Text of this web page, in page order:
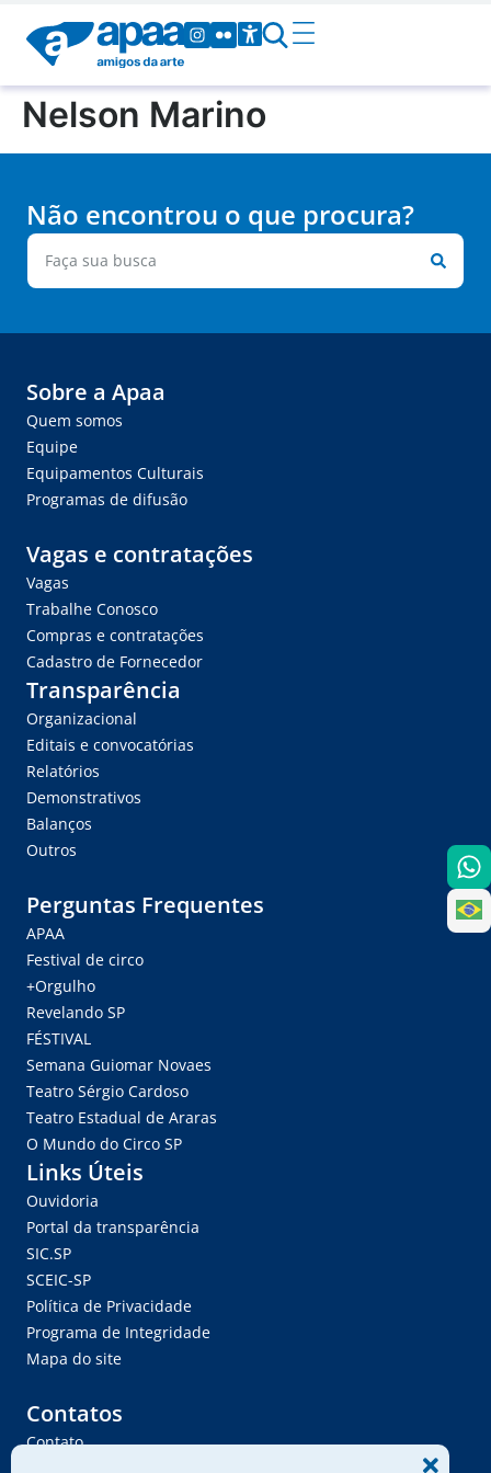
Nelson Marino
Não encontrou o que procura?
Sobre a Apaa
Quem somos
Equipe
Equipamentos Culturais
Programas de difusão
Vagas e contratações
Vagas
Trabalhe Conosco
Compras e contratações
Cadastro de Fornecedor
Transparência
Organizacional
Editais e convocatórias
Relatórios
Demonstrativos
Balanços
Outros
Perguntas Frequentes
APAA
Festival de circo
+Orgulho
Revelando SP
FÉSTIVAL
Semana Guiomar Novaes
Teatro Sérgio Cardoso
Teatro Estadual de Araras
O Mundo do Circo SP
Links Úteis
Ouvidoria
Portal da transparência
SIC.SP
SCEIC-SP
Política de Privacidade
Programa de Integridade
Mapa do site
Contatos
Contato